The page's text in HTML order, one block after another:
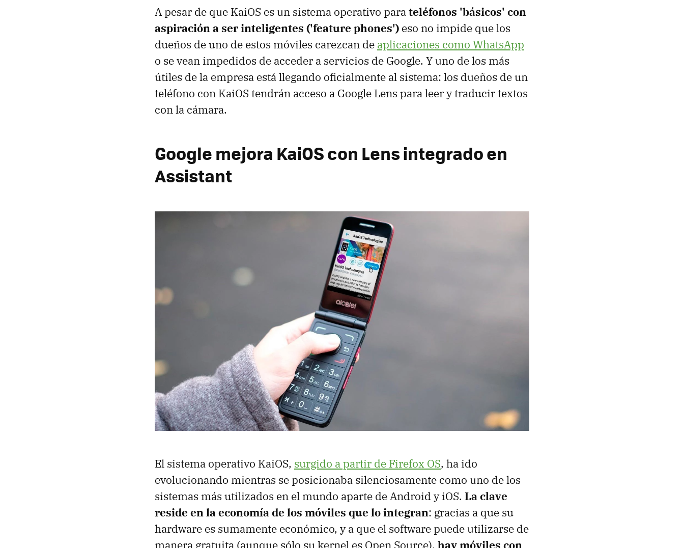
A pesar de que KaiOS es un sistema operativo parateléfonos 'básicos' con
aspiración a ser inteligentes ('feature phones') eso no impide que los
dueños de uno de estos móviles carezcan de aplicaciones como WhatsApp
o se vean impedidos de acceder a servicios de Google. Y uno de los más
útiles de la empresa está llegando oficialmente al sistema: los dueños de un
teléfono con KaiOS tendrán acceso a Google Lens para leer y traducir textos
con la cámara.
Google mejora KaiOS con Lens integrado en
Assistant
El sistema operativo KaiOS, surgido a partir de Firefox OS, ha ido
evolucionando mientras se posicionaba silenciosamente como uno de los
sistemas más utilizados en el mundo aparte de Android y iOS. La clave
reside en la economía de los móviles que lo integran: gracias a que su
hardware es sumamente económico, y a que el software puede utilizarse de
manera gratuita (aunque sólo su kernel es Open Source), hay móviles con